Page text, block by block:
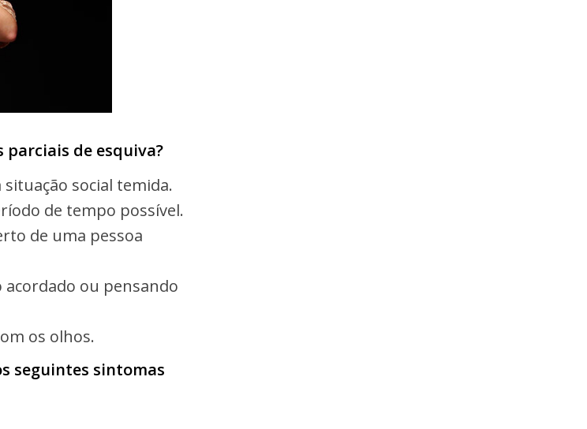
parciais de esquiva?
social temida.
de tempo possível.
de uma pessoa
ou pensando
os olhos.
seguintes sintomas